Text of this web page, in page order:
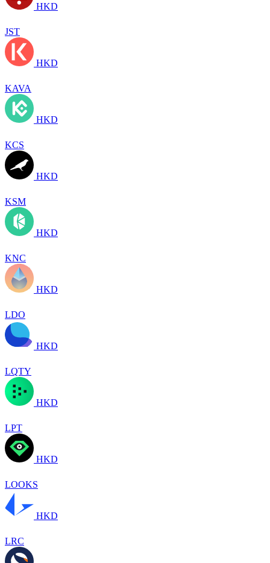
HKD
JST
HKD
KAVA
HKD
KCS
HKD
KSM
HKD
KNC
HKD
LDO
HKD
LQTY
HKD
LPT
HKD
LOOKS
HKD
LRC